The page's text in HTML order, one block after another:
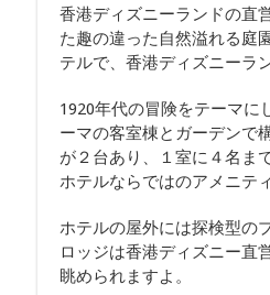
香港ディズニーランドの直
た趣の違った自然溢れる庭
テルで、香港ディズニーラ
1920年代の冒険をテーマに
ーマの客室棟とガーデンで
が２台あり、１室に４名ま
ホテルならではのアメニテ
ホテルの屋外には探検型の
ロッジは香港ディズニー直
眺められますよ。